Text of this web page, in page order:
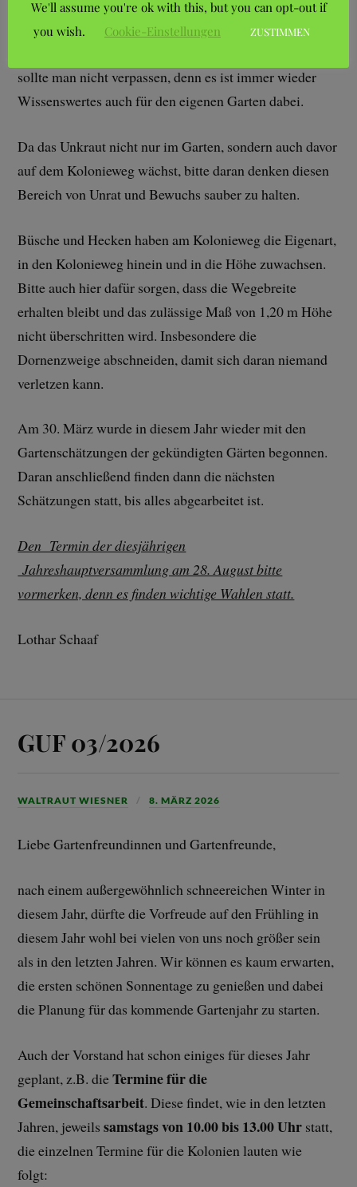
und es wurde alles super fachlich/sachlich vorgetragen.
In der Januarausgabe der Gartenzeitung sind alle
sollte man nicht verpassen, denn es ist immer wieder
Wissenswertes auch für den eigenen Garten dabei.
Da das Unkraut nicht nur im Garten, sondern auch davor
auf dem Kolonieweg wächst, bitte daran denken diesen
Bereich von Unrat und Bewuchs sauber zu halten.
Büsche und Hecken haben am Kolonieweg die Eigenart,
in den Kolonieweg hinein und in die Höhe zuwachsen.
Bitte auch hier dafür sorgen, dass die Wegebreite
erhalten bleibt und das zulässige Maß von 1,20 m Höhe
nicht überschritten wird. Insbesondere die
Dornenzweige abschneiden, damit sich daran niemand
verletzen kann.
Am 30. März wurde in diesem Jahr wieder mit den
Gartenschätzungen der gekündigten Gärten begonnen.
Daran anschließend finden dann die nächsten
Schätzungen statt, bis alles abgearbeitet ist.
Den Termin der diesjährigen
Jahreshauptversammlung am 28. August bitte
vormerken, denn es finden wichtige Wahlen statt.
Lothar Schaaf
GUF 03/2026
WALTRAUT WIESNER 8. MÄRZ 2026
Liebe Gartenfreundinnen und Gartenfreunde,
nach einem außergewöhnlich schneereichen Winter in
diesem Jahr, dürfte die Vorfreude auf den Frühling in
diesem Jahr wohl bei vielen von uns noch größer sein
als in den letzten Jahren. Wir können es kaum erwarten,
die ersten schönen Sonnentage zu genießen und dabei
die Planung für das kommende Gartenjahr zu starten.
Auch der Vorstand hat schon einiges für dieses Jahr
geplant, z.B. dieTermine für die
Gemeinschaftsarbeit. Diese findet, wie in den letzten
Jahren, jeweilssamstags von 10.00 bis 13.00 Uhr statt,
die einzelnen Termine für die Kolonien lauten wie
folgt:
We'll assume you're ok with this, but you can opt-out if
you wish.
Cookie-Einstellungen ZUSTIMMEN